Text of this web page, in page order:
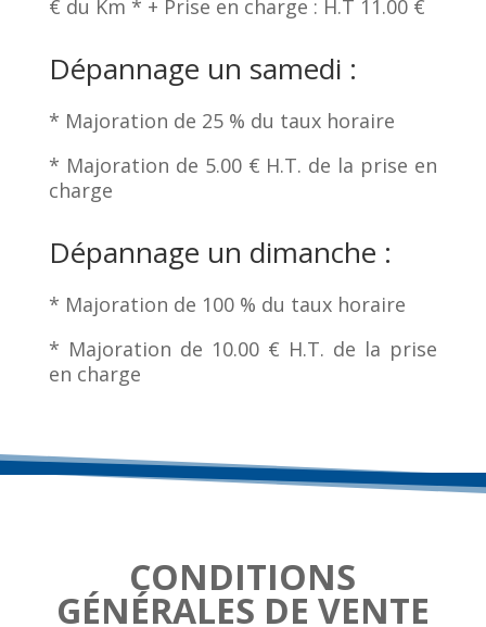
€ du Km * + Prise en charge : H.T 11.00 €
Dépannage un samedi :
* Majoration de 25 % du taux horaire
* Majoration de 5.00 € H.T. de la prise en
charge
Dépannage un dimanche :
* Majoration de 100 % du taux horaire
* Majoration de 10.00 € H.T. de la prise
en charge
CONDITIONS
GÉNÉRALES DE VENTE